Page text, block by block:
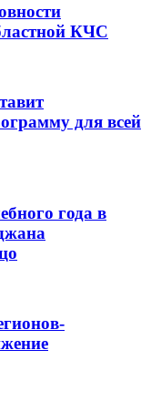
КЧС
для всей
года в